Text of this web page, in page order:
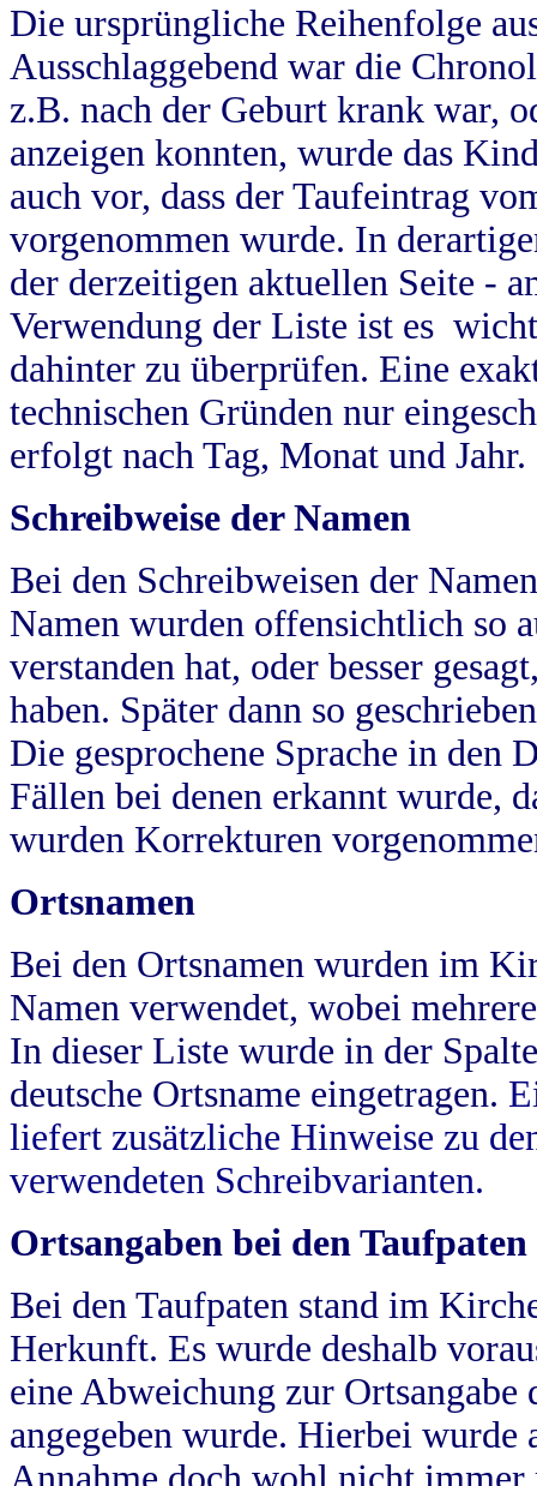
Die ursprüngliche Reihenfolge
Ausschlaggebend war die
z.B. nach der Geburt krank war,
anzeigen konnten, wurde das
auch vor, dass der Taufeintrag
vorgenommen wurde. In
der derzeitigen aktuellen Seite -
Verwendung der Liste ist es
dahinter zu überprüfen. Eine
technischen Gründen nur
erfolgt nach Tag, Monat und Jahr.
Schreibweise der Namen
Bei den Schreibweisen der
Namen wurden offensichtlich so
verstanden hat, oder besser
haben. Später dann so
Die gesprochene Sprache in
Fällen bei denen erkannt wurde,
wurden Korrekturen
Ortsnamen
Bei den Ortsnamen wurden im
Namen verwendet, wobei
In dieser Liste wurde in der
deutsche Ortsname eingetragen.
liefert zusätzliche Hinweise zu
verwendeten Schreibvarianten.
Ortsangaben bei den Taufpaten
Bei den Taufpaten stand im
Herkunft. Es wurde deshalb
eine Abweichung zur
angegeben wurde. Hierbei wurde